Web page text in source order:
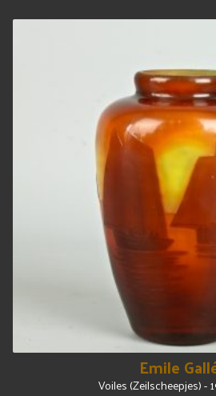
Emile
Voiles (Zeilscheepjes) -